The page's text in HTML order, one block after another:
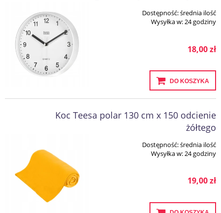
Dostępność:średnia ilość
Wysyłka w:24 godziny
18,00 zł
DO KOSZYKA
Koc Teesa polar 130 cm x 150 odcienie
żółtego
Dostępność:średnia ilość
Wysyłka w:24 godziny
19,00 zł